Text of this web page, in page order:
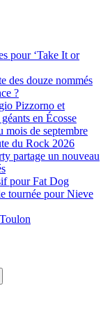
pour ‘Take It or
des douze nommés
?
Pizzorno et
en Écosse
mois de septembre
du Rock 2026
partage un nouveau
pour Fat Dog
tournée pour Nieve